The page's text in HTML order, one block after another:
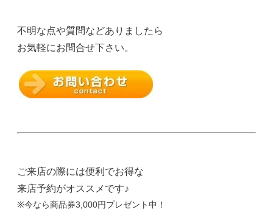
不明な点や質問などありましたら
お気軽にお問合せ下さい。
ご来店の際には便利でお得な
来店予約がオススメです♪
※今なら商品券3,000円プレゼント中！